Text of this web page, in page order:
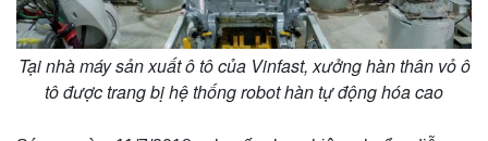
Tại nhà máy sản xuất ô tô của Vinfast, xưởng hàn thân vỏ ô
tô được trang bị hệ thống robot hàn tự động hóa cao